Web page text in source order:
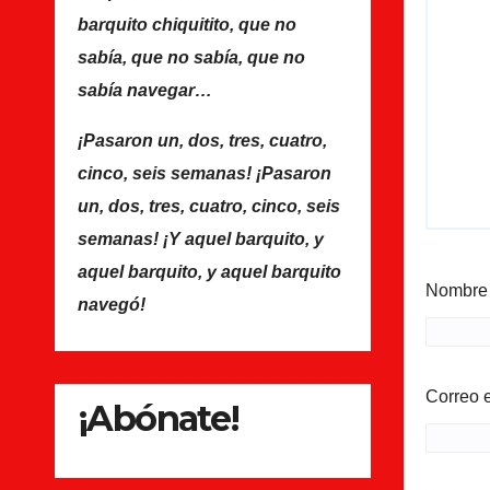
barquito chiquitito, que no
sabía, que no sabía, que no
sabía navegar…
¡Pasaron un, dos, tres, cuatro,
cinco, seis semanas! ¡Pasaron
un, dos, tres, cuatro, cinco, seis
semanas! ¡Y aquel barquito, y
aquel barquito, y aquel barquito
navegó!
¡Abónate!
Nombre
Correo